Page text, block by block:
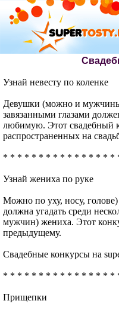
Узнай невесту по коленке
Девушки (можно и
завязанными глазами
любимую. Этот свадебный
распространенных на
* * * * * * * * * * * * * * * *
Узнай жениха по руке
Можно по уху, носу, голове)
должна угадать среди
мужчин) жениха. Этот
предыдущему.
Свадебные конкурсы на
* * * * * * * * * * * * * * * *
Прищепки